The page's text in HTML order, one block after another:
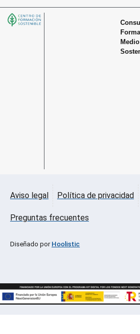
Aviso legal Política de privacidad
Preguntas frecuentes
Diseñado por Hoolistic